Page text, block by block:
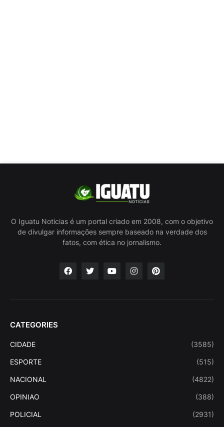
O Iguatu Noticias é um portal criado em 2008, com o objetivo
de divulgar informações sempre baseado na verdade dos
fatos, com ética no jornalismo.
CATEGORIES
CIDADE (3585)
ESPORTE (515)
NACIONAL (4822)
OPINIAO (388)
POLICIAL (2931)